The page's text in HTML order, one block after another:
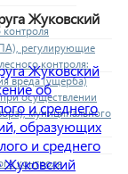
регулирующие
контроля:
вреда (ущерба)
осуществлении
муниципального
контроля
Жуковский
Жуковский
об
и среднего
образующих
и среднего
Жуковский